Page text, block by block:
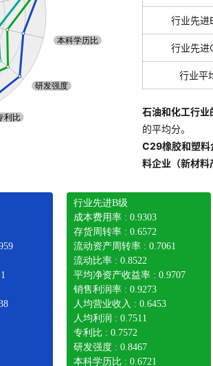
行业先进
行业先进
行业平
石油和化工行业
的平均分。
C29橡胶和塑料
料企业（新材料
行业先进B级
成本费用率 : 0.9303
存货周转率 : 0.6572
流动资产周转率 : 0.7061
流动比率 : 0.8522
平均净资产收益率 : 0.9707
销售利润率 : 0.9273
人均营业收入 : 0.6453
人均利润 : 0.7511
专利比 : 0.7572
研发强度 : 0.8467
本科学历比 : 0.6721